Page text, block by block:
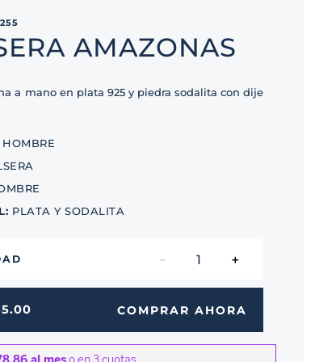
AMAZONAS
a mano en plata 925 y piedra sodalita con dije
HOMBRE
: PLATA Y SODALITA
＋
－
.00 COMPRAR AHORA